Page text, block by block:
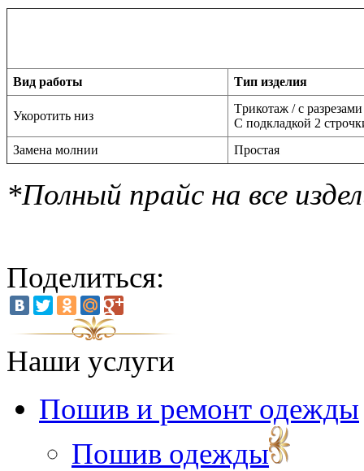
Вид работы Тип изделия
Укоротить низ
Tрикотаж / с разрезами
C подкладкой 2
Замена молнии
Простая
*Полный прайс на все
Поделиться:
Наши услуги
Пошив и ремонт одежды
Пошив одежды